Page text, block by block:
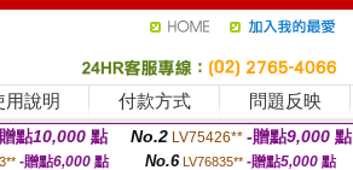
用說明 付款方式 問題反映
點10,000 點 No.2 LV75426** -贈點9,000 點
-贈點6,000點 No.6 LV76835** -贈點5,000點